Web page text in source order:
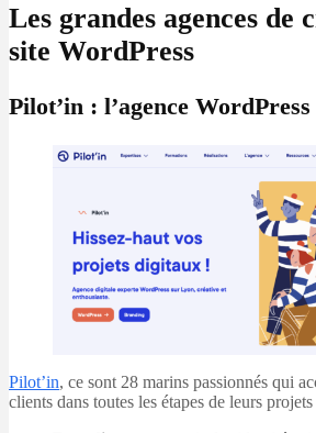
Les grandes agences de
site WordPress
Pilot’in : l’agence
Pilot’in, ce sont 28 marins passionnés qui
clients dans toutes les étapes de leurs